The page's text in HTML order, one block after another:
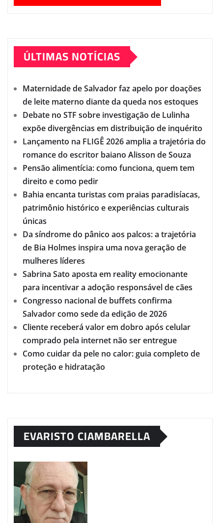
ÚLTIMAS NOTÍCIAS
Maternidade de Salvador faz apelo por doações
de leite materno diante da queda nos estoques
Debate no STF sobre investigação de Lulinha
expõe divergências em distribuição de inquérito
Lançamento na FLIGÊ 2026 amplia a trajetória do
romance do escritor baiano Alisson de Souza
Pensão alimentícia: como funciona, quem tem
direito e como pedir
Bahia encanta turistas com praias paradisíacas,
patrimônio histórico e experiências culturais
únicas
Da síndrome do pânico aos palcos: a trajetória
de Bia Holmes inspira uma nova geração de
mulheres líderes
Sabrina Sato aposta em reality emocionante
para incentivar a adoção responsável de cães
Congresso nacional de buffets confirma
Salvador como sede da edição de 2026
Cliente receberá valor em dobro após celular
comprado pela internet não ser entregue
Como cuidar da pele no calor: guia completo de
proteção e hidratação
EVARISTO CIAMBARELLA